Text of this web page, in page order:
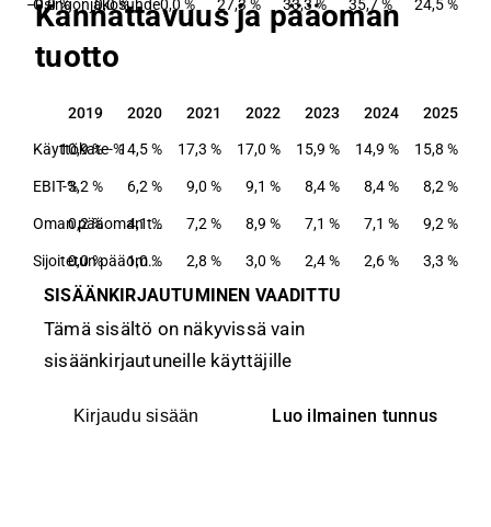
Osingonjakosuhde
−0,0 % 0,0 % 0,0 % 27,3 % 33,3 % 35,7 % 24,5 %
Kannattavuus ja pääoman
tuotto
2019 2020 2021 2022 2023 2024 2025
2019 2020 2021 2022 2023 2024 2025
Käyttökate-%
10,9 % 14,5 % 17,3 % 17,0 % 15,9 % 14,9 % 15,8 %
EBIT-%3,2 % 6,2 % 9,0 % 9,1 % 8,4 % 8,4 % 8,2 %
Oman pääoman tuotto-%
0,2 % 4,1 % 7,2 % 8,9 % 7,1 % 7,1 % 9,2 %
Sijoitetun pääoman tuotto-%
0,0 % 1,0 % 2,8 % 3,0 % 2,4 % 2,6 % 3,3 %
SISÄÄNKIRJAUTUMINEN VAADITTU
Tämä sisältö on näkyvissä vain
sisäänkirjautuneille käyttäjille
Kirjaudu sisään Luo ilmainen tunnus